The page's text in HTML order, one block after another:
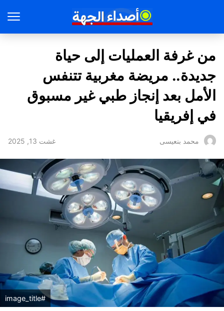
من غرفة العمليات إلى حياة
جديدة.. مريضة مغربية تتنفس
الأمل بعد إنجاز طبي غير مسبوق
في إفريقيا
محمد بنعيسى غشت 13, 2025
#image_title